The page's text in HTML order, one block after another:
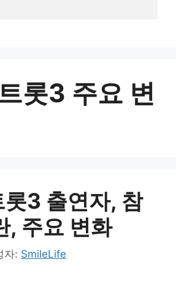
롯3 주요 변
롯3 출연자, 참
, 주요 변화
자: SmileLife